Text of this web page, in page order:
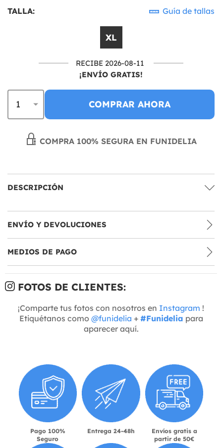
TALLA: Guía de tallas
XL
RECIBE 2026-08-11
¡ENVÍO GRATIS!
COMPRAR AHORA
COMPRA 100% SEGURA EN FUNIDELIA
DESCRIPCIÓN
ENVÍO Y DEVOLUCIONES
MEDIOS DE PAGO
FOTOS DE CLIENTES:
¡Comparte tus fotos con nosotros en Instagram !
Etiquétanos como @funidelia + #Funidelia para
aparecer aquí.
Pago 100%
Seguro
Entrega 24-48h
Envíos gratis a
partir de 50€